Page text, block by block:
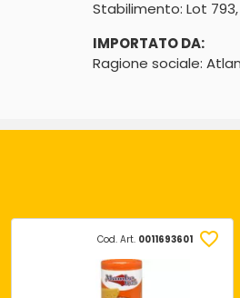
Stabilimento: Lot
IMPORTATO DA:
Ragione sociale:
Cod. Art. 0011693601